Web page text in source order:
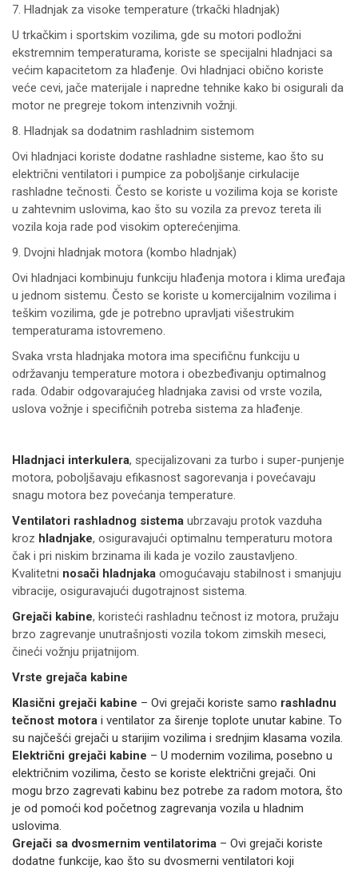
7. Hladnjak za visoke temperature (trkački hladnjak)
U trkačkim i sportskim vozilima, gde su motori podložni
ekstremnim temperaturama, koriste se specijalni hladnjaci sa
većim kapacitetom za hlađenje. Ovi hladnjaci obično koriste
veće cevi, jače materijale i napredne tehnike kako bi osigurali da
motor ne pregreje tokom intenzivnih vožnji.
8. Hladnjak sa dodatnim rashladnim sistemom
Ovi hladnjaci koriste dodatne rashladne sisteme, kao što su
električni ventilatori i pumpice za poboljšanje cirkulacije
rashladne tečnosti. Često se koriste u vozilima koja se koriste
u zahtevnim uslovima, kao što su vozila za prevoz tereta ili
vozila koja rade pod visokim opterećenjima.
9. Dvojni hladnjak motora (kombo hladnjak)
Ovi hladnjaci kombinuju funkciju hlađenja motora i klima uređaja
u jednom sistemu. Često se koriste u komercijalnim vozilima i
teškim vozilima, gde je potrebno upravljati višestrukim
temperaturama istovremeno.
Svaka vrsta hladnjaka motora ima specifičnu funkciju u
održavanju temperature motora i obezbeđivanju optimalnog
rada. Odabir odgovarajućeg hladnjaka zavisi od vrste vozila,
uslova vožnje i specifičnih potreba sistema za hlađenje.
Hladnjaci interkulera, specijalizovani za turbo i super-punjenje
motora, poboljšavaju efikasnost sagorevanja i povećavaju
snagu motora bez povećanja temperature.
Ventilatori rashladnog sistema ubrzavaju protok vazduha
kroz hladnjake, osiguravajući optimalnu temperaturu motora
čak i pri niskim brzinama ili kada je vozilo zaustavljeno.
Kvalitetni nosači hladnjaka omogućavaju stabilnost i smanjuju
vibracije, osiguravajući dugotrajnost sistema.
Grejači kabine, koristeći rashladnu tečnost iz motora, pružaju
brzo zagrevanje unutrašnjosti vozila tokom zimskih meseci,
čineći vožnju prijatnijom.
Vrste grejača kabine
Klasični grejači kabine – Ovi grejači koriste samo rashladnu
tečnost motora i ventilator za širenje toplote unutar kabine. To
su najčešći grejači u starijim vozilima i srednjim klasama vozila.
Električni grejači kabine – U modernim vozilima, posebno u
električnim vozilima, često se koriste električni grejači. Oni
mogu brzo zagrevati kabinu bez potrebe za radom motora, što
je od pomoći kod početnog zagrevanja vozila u hladnim
uslovima.
Grejači sa dvosmernim ventilatorima – Ovi grejači koriste
dodatne funkcije, kao što su dvosmerni ventilatori koji